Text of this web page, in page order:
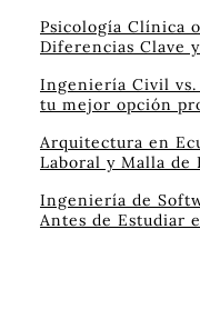
Psicología Clínica
Diferencias Clave
Ingeniería Civil
tu mejor opción
Arquitectura en
Laboral y Malla de
Ingeniería de
Antes de Estudiar